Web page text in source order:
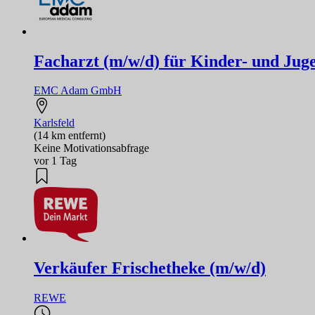
Facharzt (m/w/d) für Kinder- und
EMC Adam GmbH
Karlsfeld
(14 km entfernt)
Keine Motivationsabfrage
vor 1 Tag
Verkäufer Frischetheke (m/w/d)
REWE